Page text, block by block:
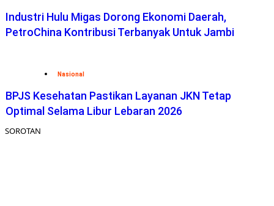
Industri Hulu Migas Dorong Ekonomi Daerah,
PetroChina Kontribusi Terbanyak Untuk Jambi
Nasional
BPJS Kesehatan Pastikan Layanan JKN Tetap
Optimal Selama Libur Lebaran 2026
SOROTAN